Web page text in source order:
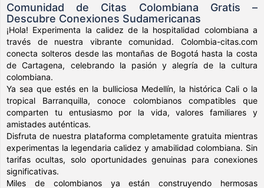
Comunidad de Citas Colombiana Gratis –
Descubre Conexiones Sudamericanas
¡Hola! Experimenta la calidez de la hospitalidad colombiana a
través de nuestra vibrante comunidad. Colombia-citas.com
conecta solteros desde las montañas de Bogotá hasta la costa
de Cartagena, celebrando la pasión y alegría de la cultura
colombiana.
Ya sea que estés en la bulliciosa Medellín, la histórica Cali o la
tropical Barranquilla, conoce colombianos compatibles que
comparten tu entusiasmo por la vida, valores familiares y
amistades auténticas.
Disfruta de nuestra plataforma completamente gratuita mientras
experimentas la legendaria calidez y amabilidad colombiana. Sin
tarifas ocultas, solo oportunidades genuinas para conexiones
significativas.
Miles de colombianos ya están construyendo hermosas